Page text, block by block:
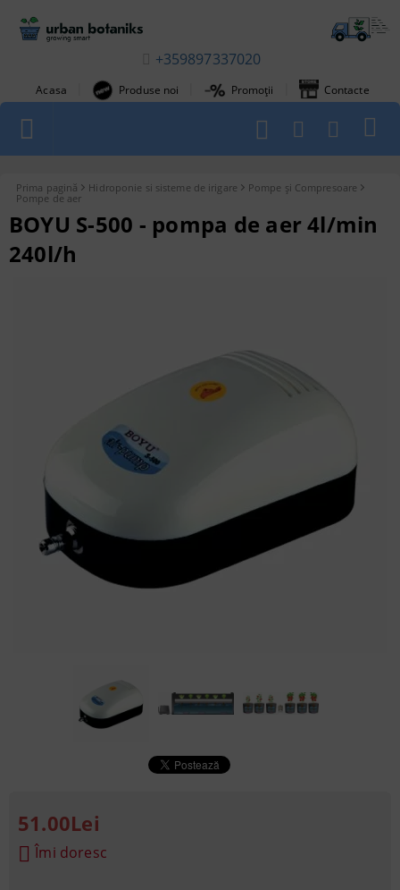
+359897337020
Acasa Produse noi Promoții Contacte
1
Prima pagină Hidroponie si sisteme de irigare
Pompe și Compresoare
Pompe de aer
BOYU S-500 - pompa de aer 4l/min
240l/h
51.00Lei
Îmi doresc